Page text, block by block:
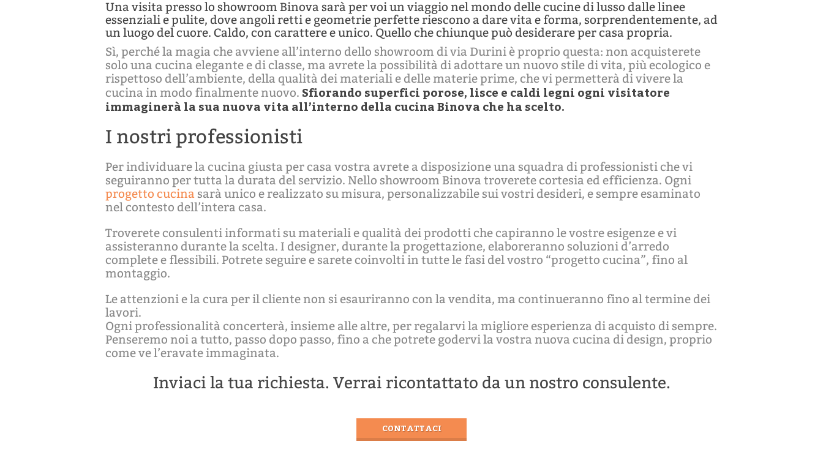
Una visita presso lo showroom Binova sarà per voi un viaggio nel mondo delle cucine di lusso dalle linee
essenziali e pulite, dove angoli retti e geometrie perfette riescono a dare vita e forma, sorprendentemente, ad
un luogo del cuore. Caldo, con carattere e unico. Quello che chiunque può desiderare per casa propria.
Sì, perché la magia che avviene all’interno dello showroom di via Durini è proprio questa: non acquisterete
solo una cucina elegante e di classe, ma avrete la possibilità di adottare un nuovo stile di vita, più ecologico e
rispettoso dell’ambiente, della qualità dei materiali e delle materie prime, che vi permetterà di vivere la
cucina in modo finalmente nuovo. Sfiorando superfici porose, lisce e caldi legni ogni visitatore
immaginerà la sua nuova vita all’interno della cucina Binova che ha scelto.
I nostri professionisti
Per individuare la cucina giusta per casa vostra avrete a disposizione una squadra di professionisti che vi
seguiranno per tutta la durata del servizio. Nello showroom Binova troverete cortesia ed efficienza. Ogni
progetto cucina sarà unico e realizzato su misura, personalizzabile sui vostri desideri, e sempre esaminato
nel contesto dell’intera casa.
Troverete consulenti informati su materiali e qualità dei prodotti che capiranno le vostre esigenze e vi
assisteranno durante la scelta. I designer, durante la progettazione, elaboreranno soluzioni d’arredo
complete e flessibili. Potrete seguire e sarete coinvolti in tutte le fasi del vostro “progetto cucina”, fino al
montaggio.
Le attenzioni e la cura per il cliente non si esauriranno con la vendita, ma continueranno fino al termine dei
lavori.
Ogni professionalità concerterà, insieme alle altre, per regalarvi la migliore esperienza di acquisto di sempre.
Penseremo noi a tutto, passo dopo passo, fino a che potrete godervi la vostra nuova cucina di design, proprio
come ve l’eravate immaginata.
Inviaci la tua richiesta. Verrai ricontattato da un nostro consulente.
CONTATTACI